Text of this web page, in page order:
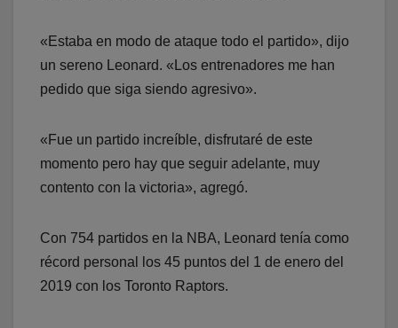
«Estaba en modo de ataque todo el partido», dijo
un sereno Leonard. «Los entrenadores me han
pedido que siga siendo agresivo».
«Fue un partido increíble, disfrutaré de este
momento pero hay que seguir adelante, muy
contento con la victoria», agregó.
Con 754 partidos en la NBA, Leonard tenía como
récord personal los 45 puntos del 1 de enero del
2019 con los Toronto Raptors.